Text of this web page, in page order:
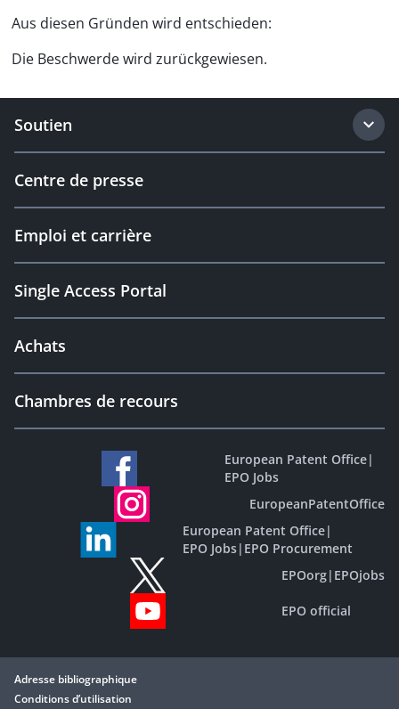
Aus diesen Gründen wird entschieden:
Die Beschwerde wird zurückgewiesen.
Soutien
Centre de presse
Emploi et carrière
Single Access Portal
Achats
Chambres de recours
European Patent Office|
EPO Jobs
EuropeanPatentOffice
European Patent Office|
EPO Jobs| EPO Procurement
EPOorg| EPOjobs
EPO official
Adresse bibliographique
Conditions d’utilisation